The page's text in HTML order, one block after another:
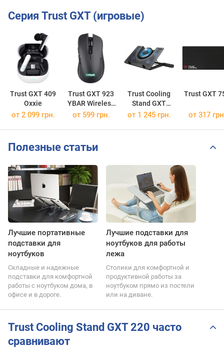
Серия Trust GXT (игровые)
Trust GXT 409
Oxxie
Trust GXT 923
YBAR Wireless
Gaming Mouse
Trust Cooling
Stand GXT
1125
Trust GXT
от 2 099 грн. от 599 грн. от 1 245 грн. от 317
Полезные статьи
Лучшие портативные
подставки для
ноутбуков
Складные и надежные
подставки для комфортной
работы с ноутбуком дома, в
офисе и в дороге.
Лучшие подставки для
ноутбуков для работы
лежа
Столики для комфортной и
продуктивной работы за
ноутбуком прямо из постели
или на диване.
Trust Cooling Stand GXT 220 часто
сравнивают